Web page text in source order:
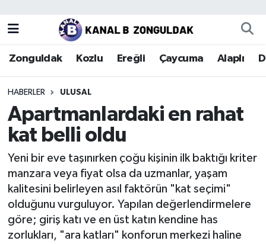
Zonguldak Kozlu Ereğli Çaycuma Alaplı
HABERLER ULUSAL
Apartmanlardaki en rahat
kat belli oldu
Yeni bir eve taşınırken çoğu kişinin ilk baktığı kriter
manzara veya fiyat olsa da uzmanlar, yaşam
kalitesini belirleyen asıl faktörün "kat seçimi"
olduğunu vurguluyor. Yapılan değerlendirmelere
göre; giriş katı ve en üst katın kendine has
zorlukları, "ara katları" konforun merkezi haline
Zonguldak
Kozlu
Ereğli
Çaycuma
Devrek
Gökçebey
Zonguldak Nöbetçi Eczaneler
Zonguldak Hava Durumu
Zonguldak Trafik Yoğunluk Haritası
Puan Durumu ve Fikstür
Tüm Manşetler
Son Dakika Haberleri
Haber Arşivi